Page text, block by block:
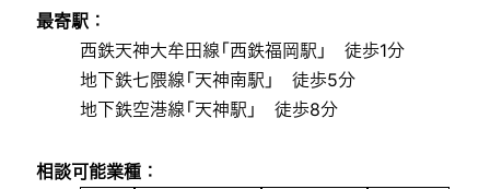
最寄駅 ：
西鉄天神大牟田線「西鉄福岡駅」 徒歩1分
地下鉄七隈線「天神南駅」 徒歩5分
地下鉄空港線「天神駅」 徒歩8分
相談可能業種 ：